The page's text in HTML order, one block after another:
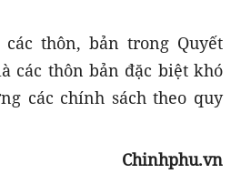
thôn, bản trong Quyết
các thôn bản đặc biệt khó
các chính sách theo quy
Chinhphu.vn